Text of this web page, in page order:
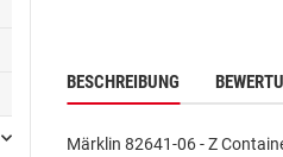
BESCHREIBUNG
Märklin 82641-06 - Z